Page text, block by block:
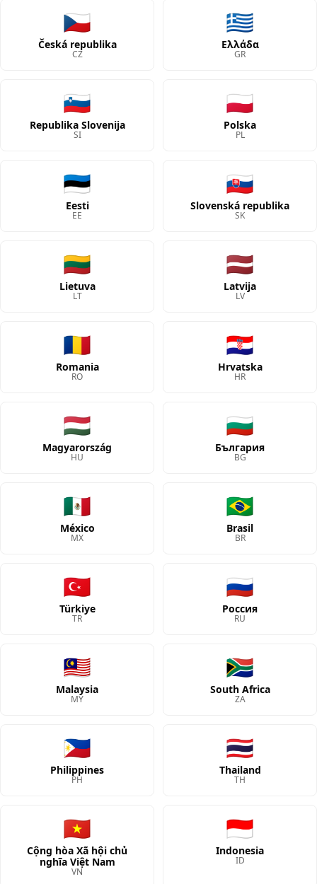
🇬🇷
Ελλάδα
GR
🇨🇿
Česká republika
CZ
🇵🇱
Polska
PL
🇸🇮
Republika Slovenija
SI
🇸🇰
Slovenská republika
SK
🇪🇪
Eesti
EE
🇱🇻
Latvija
LV
🇱🇹
Lietuva
LT
🇭🇷
Hrvatska
HR
🇷🇴
Romania
RO
🇧🇬
България
BG
🇭🇺
Magyarország
HU
🇧🇷
Brasil
BR
🇲🇽
México
MX
🇷🇺
Россия
RU
🇹🇷
Türkiye
TR
🇿🇦
South Africa
ZA
🇲🇾
Malaysia
MY
🇹🇭
Thailand
TH
🇵🇭
Philippines
PH
🇮🇩
Indonesia
ID
🇻🇳
Cộng hòa Xã hội chủ
nghĩa Việt Nam
VN